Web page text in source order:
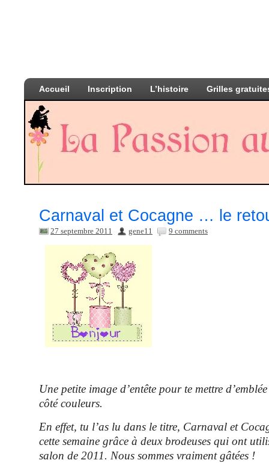
Accueil Inscription L’histoire Grilles
Carnaval et Cocagne … le
27 septembre 2011 gene11 9 comments
Une petite image d’entête pour te mettre
côté couleurs.
En effet, tu l’as lu dans le titre, Carnaval et
cette semaine grâce à deux brodeuses qui ont
salon de 2011. Nous sommes vraiment gâtées !